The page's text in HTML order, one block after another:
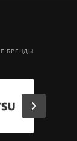
БРЕНДЫ